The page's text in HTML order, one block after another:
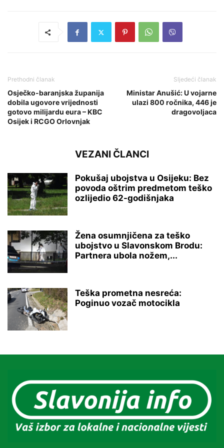
Prethodni članak
Osječko-baranjska županija
dobila ugovore vrijednosti
gotovo milijardu eura – KBC
Osijek i RCGO Orlovnjak
Sljedeći članak
Ministar Anušić: U vojarne
ulazi 800 ročnika, 446 je
dragovoljaca
VEZANI ČLANCI
Pokušaj ubojstva u Osijeku: Bez
povoda oštrim predmetom teško
ozlijedio 62-godišnjaka
Žena osumnjičena za teško
ubojstvo u Slavonskom Brodu:
Partnera ubola nožem,...
Teška prometna nesreća:
Poginuo vozač motocikla